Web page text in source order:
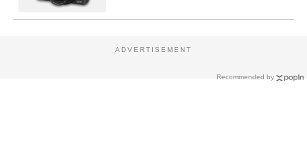
Recommended by
ADVERTISEMENT